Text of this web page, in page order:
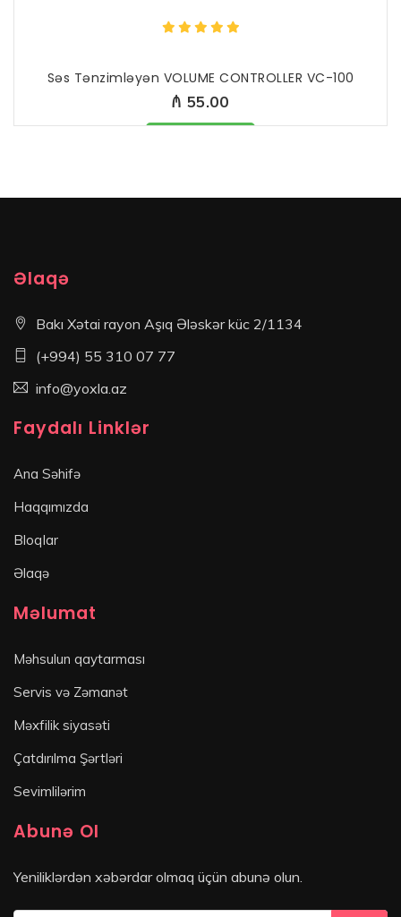
Səs Tənzimləyən VOLUME CONTROLLER VC-100
₼ 55.00
Məhsul mövcüddur
Əlaqə
Bakı Xətai rayon Aşıq Ələskər küc 2/1134
(+994) 55 310 07 77
info@yoxla.az
Faydalı Linklər
Ana Səhifə
Haqqımızda
Bloqlar
Əlaqə
Məlumat
Məhsulun qaytarması
Servis və Zəmanət
Məxfilik siyasəti
Çatdırılma Şərtləri
Sevimlilərim
Abunə Ol
Yeniliklərdən xəbərdar olmaq üçün abunə olun.